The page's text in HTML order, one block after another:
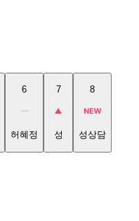
6
허혜정
7
성
8
성상담